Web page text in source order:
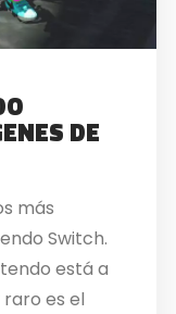
DE
más
Switch.
está a
es el